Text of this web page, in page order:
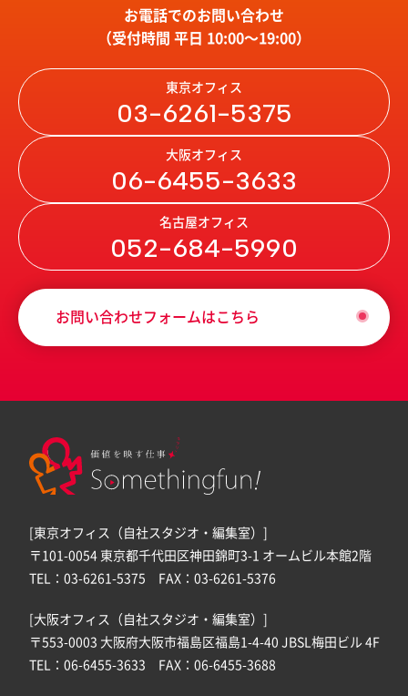
お電話でのお問い合わせ
（受付時間 平日 10:00〜19:00）
東京オフィス
03-6261-5375
大阪オフィス
06-6455-3633
名古屋オフィス
052-684-5990
お問い合わせフォームはこちら
[東京オフィス（自社スタジオ・編集室）]
〒101-0054 東京都千代田区神田錦町3-1 オームビル本館2階
TEL：03-6261-5375 FAX：03-6261-5376
[大阪オフィス（自社スタジオ・編集室）]
〒553-0003 大阪府大阪市福島区福島1-4-40 JBSL梅田ビル 4F
TEL：06-6455-3633 FAX：06-6455-3688